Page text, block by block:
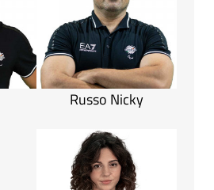
Russo Nicky